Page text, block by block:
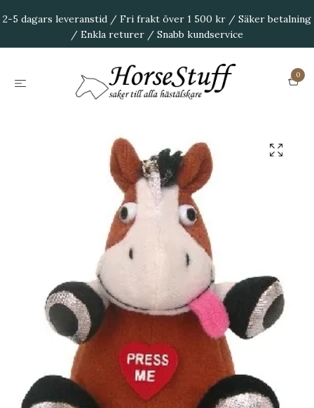
2-5 dagars leveranstid / Fri frakt över 1 500 kr / Säker betalning
/ Enkla returer / Snabb kundservice
0